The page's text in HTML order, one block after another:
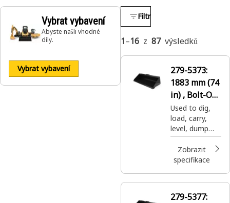
Vybrat vybavení
Abyste našli vhodné
díly.
Vybrat vybavení
Filtr
1–16 z 87 výsledků
279-5373:
1883 mm (74
in) , Bolt-On
Cutting Edge
Used to dig,
load, carry,
level, dump
and grade in a
variety of
applications.
Zobrazit
specifikace
279-5377: